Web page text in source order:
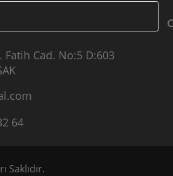
Fatih Cad. No:5 D:603
64
Saklıdır.